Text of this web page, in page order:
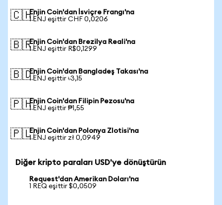
🇨🇭Enjin Coin'dan İsviçre Frangı'na
1 ENJ eşittir CHF 0,0206
🇧🇷Enjin Coin'dan Brezilya Reali'na
1 ENJ eşittir R$0,1299
🇧🇩Enjin Coin'dan Bangladeş Takası'na
1 ENJ eşittir ৳3,15
🇵🇭Enjin Coin'dan Filipin Pezosu'na
1 ENJ eşittir ₱1,55
🇵🇱Enjin Coin'dan Polonya Zlotisi'na
1 ENJ eşittir zł 0,0949
Diğer kripto paraları USD'ye dönüştürün
Request'dan Amerikan Doları'na
1 REQ eşittir $0,0509